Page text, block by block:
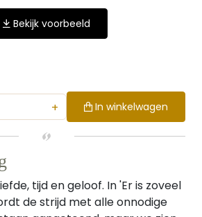
Bekijk voorbeeld
+ In winkelwagen
tijd en geloof. In 'Er is zoveel
de strijd met alle onnodige